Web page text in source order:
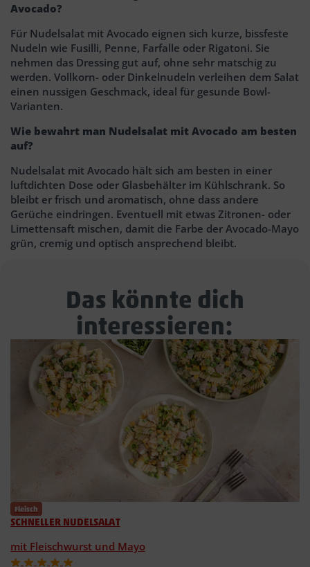
Avocado?
Für Nudelsalat mit Avocado eignen sich kurze, bissfeste
Nudeln wie Fusilli, Penne, Farfalle oder Rigatoni. Sie
nehmen das Dressing gut auf, ohne sehr matschig zu
werden. Vollkorn- oder Dinkelnudeln verleihen dem Salat
einen nussigen Geschmack, ideal für gesunde Bowl-
Varianten.
Wie bewahrt man Nudelsalat mit Avocado am besten
auf?
Nudelsalat mit Avocado hält sich am besten in einer
luftdichten Dose oder Glasbehälter im Kühlschrank. So
bleibt er frisch und aromatisch, ohne dass andere
Gerüche eindringen. Eventuell mit etwas Zitronen- oder
Limettensaft mischen, damit die Farbe der Avocado-Mayo
grün, cremig und optisch ansprechend bleibt.
Das könnte dich
interessieren:
Fleisch
SCHNELLER NUDELSALAT
mit Fleischwurst und Mayo